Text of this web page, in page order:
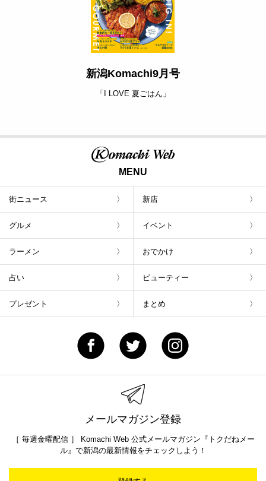
新潟Komachi9月号
「I LOVE 夏ごはん」
MENU
街ニュース 新店
グルメ イベント
ラーメン おでかけ
占い ビューティー
プレゼント まとめ
メールマガジン登録
［ 毎週金曜配信 ］ Komachi Web 公式メールマガジン『トクだねメー
ル』で新潟の最新情報をチェックしよう！